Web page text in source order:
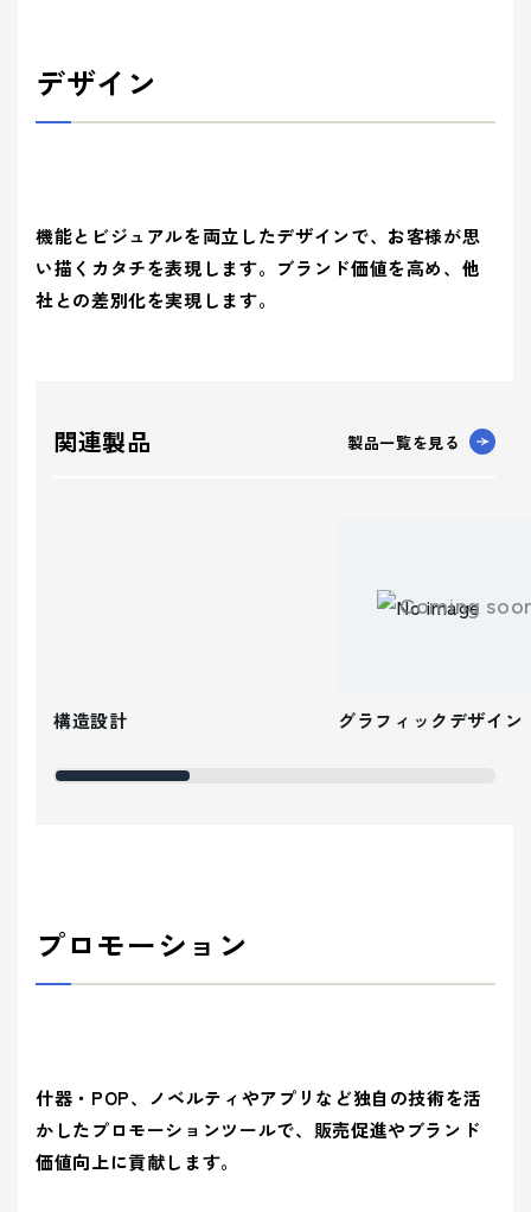
デザイン
機能とビジュアルを両立したデザインで、お客様が思
い描くカタチを表現します。ブランド価値を高め、他
社との差別化を実現します。
関連製品 製品一覧を見る
構造設計
Coming
グラフィックデザイン
プロモーション
什器・POP、ノベルティやアプリなど独自の技術を活
かしたプロモーションツールで、販売促進やブランド
価値向上に貢献します。